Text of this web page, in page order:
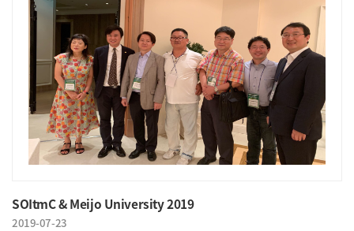
SOItmC & Meijo University 2019
2019-07-23